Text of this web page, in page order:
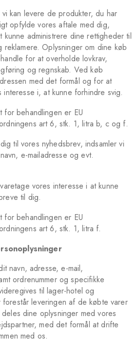
vi kan levere de produkter, du har
opfylde vores aftale med dig,
kunne administrere dine rettigheder til
reklamere. Oplysninger om dine køb
for at overholde lovkrav,
og regnskab. Ved køb
med det formål og for at
interesse i, at kunne forhindre svig.
for behandlingen er EU
art 6, stk. 1, litra b, c og f.
til vores nyhedsbrev, indsamler vi
e-mailadresse og evt.
vores interesse i at kunne
til dig.
for behandlingen er EU
art 6, stk. 1, litra f.
navn, adresse, e-mail,
ordrenummer og specifikke
til lager-hotel og
leveringen af de købte varer
dine oplysninger med vores
med det formål at drifte
med os.